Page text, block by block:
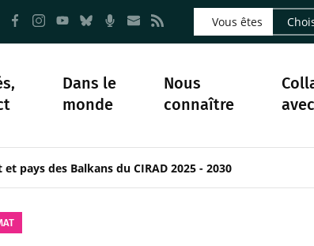
Aller à la page Nous suivre sur LinkedIn - CIRAD
Aller à la page Nous suivre sur Facebook -
Aller à la page Nous suivre sur Instagram -
Aller à la page Nous suivre sur Youtube
Aller à la page Nous suivre sur
Aller à la page Nourrir le
Aller à la page Nous
Aller à la page Flux RSS
Vous êtes
Dans le
monde
Nous
connaître
et société Notre histoire
pays des Balkans du CIRAD 2025 - 2030